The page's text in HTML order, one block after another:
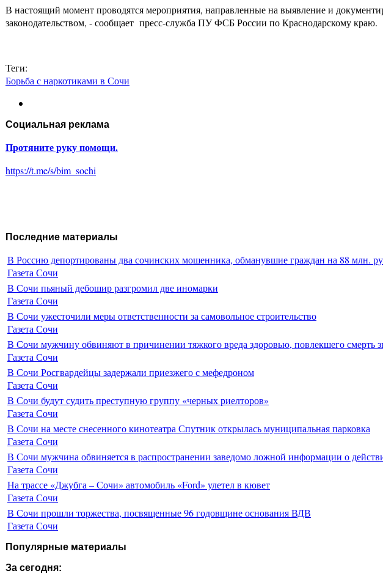
В настоящий момент проводятся мероприятия, направленные на выявление и
законодательством, - сообщает пресс-служба ПУ ФСБ России по Краснодарскому краю.
Теги:
Борьба с наркотиками в Сочи
Социальная реклама
Протяните руку помощи.
https://t.me/s/bim_sochi
Последние материалы
В Россию депортированы два сочинских мошенника, обманувшие граждан на 88 млн.
Газета Сочи
В Сочи пьяный дебошир разгромил две иномарки
Газета Сочи
В Сочи ужесточили меры ответственности за самовольное строительство
Газета Сочи
В Сочи мужчину обвиняют в причинении тяжкого вреда здоровью, повлекшего смерть
Газета Сочи
В Сочи Росгвардейцы задержали приезжего с мефедроном
Газета Сочи
В Сочи будут судить преступную группу «черных риелторов»
Газета Сочи
В Сочи на месте снесенного кинотеатра Спутник открылась муниципальная парковка
Газета Сочи
В Сочи мужчина обвиняется в распространении заведомо ложной информации о
Газета Сочи
На трассе «Джубга – Сочи» автомобиль «Ford» улетел в кювет
Газета Сочи
В Сочи прошли торжества, посвященные 96 годовщине основания ВДВ
Газета Сочи
Популярные материалы
За сегодня: